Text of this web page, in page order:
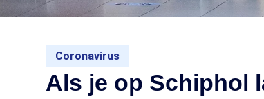
Coronavirus
Als je op Schiphol